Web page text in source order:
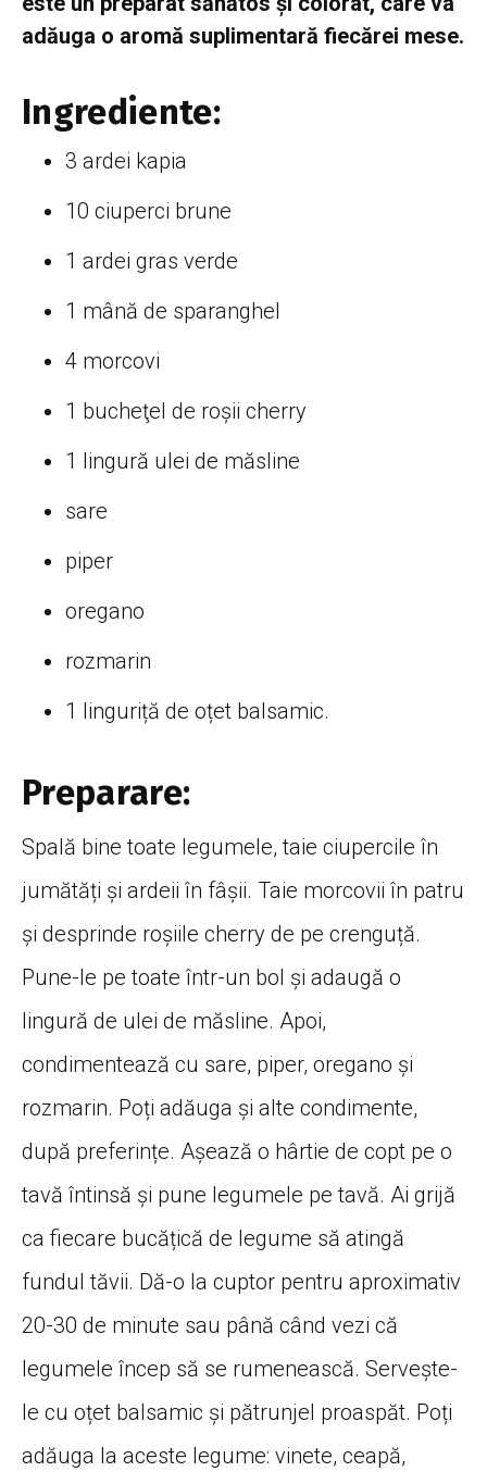
adăuga o aromă suplimentară fiecărei mese.
Ingrediente:
3 ardei kapia
10 ciuperci brune
1 ardei gras verde
1 mână de sparanghel
4 morcovi
1 bucheţel de roşii cherry
1 lingură ulei de măsline
sare
piper
oregano
rozmarin
1 linguriță de oțet balsamic.
Preparare:
Spală bine toate legumele, taie ciupercile în
jumătăți și ardeii în fâșii. Taie morcovii în patru
și desprinde roșiile cherry de pe crenguță.
Pune-le pe toate într-un bol și adaugă o
lingură de ulei de măsline. Apoi,
condimentează cu sare, piper, oregano și
rozmarin. Poți adăuga și alte condimente,
după preferințe. Așează o hârtie de copt pe o
tavă întinsă și pune legumele pe tavă. Ai grijă
ca fiecare bucățică de legume să atingă
fundul tăvii. Dă-o la cuptor pentru aproximativ
20-30 de minute sau până când vezi că
legumele încep să se rumenească. Servește-
le cu oțet balsamic și pătrunjel proaspăt. Poți
adăuga la aceste legume: vinete, ceapă,